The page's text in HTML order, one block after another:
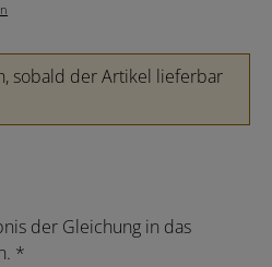
sobald der Artikel lieferbar
der Gleichung in das
*